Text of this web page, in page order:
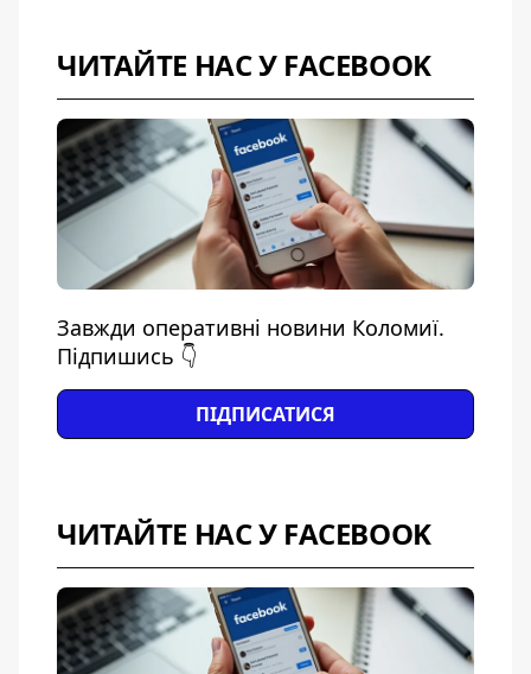
ЧИТАЙТЕ НАС У FACEBOOK
Завжди оперативні новини Коломиї.
Підпишись 👇
ПІДПИСАТИСЯ
ЧИТАЙТЕ НАС У FACEBOOK